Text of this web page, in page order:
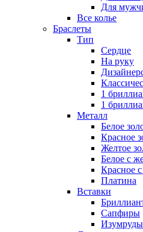
Для
Все колье
Браслеты
Тип
Сердце
На руку
1
1
Металл
Белое
Красное
Желтое
Белое с
Красное
Платина
Вставки
Сапфиры
Изумруды